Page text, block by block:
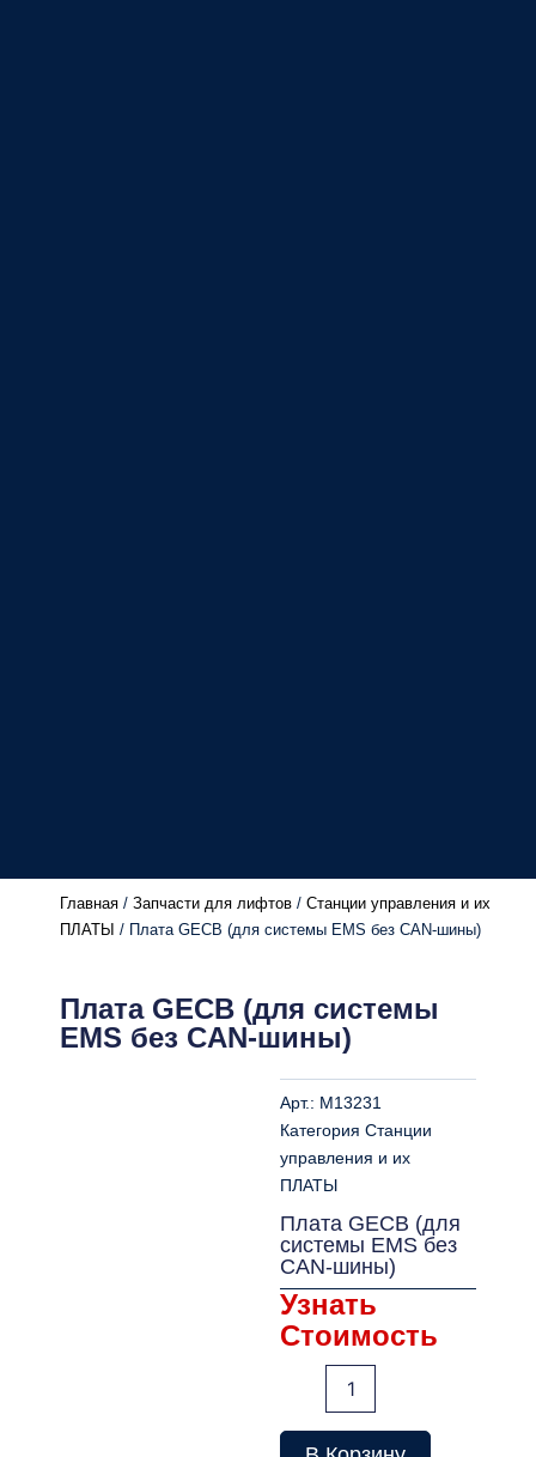
Главная / Запчасти для лифтов / Станции управления и их
ПЛАТЫ / Плата GECB (для системы EMS без CAN-шины)
Плата GECB (для системы
EMS без CAN-шины)
Арт.: M13231
Категория Станции
управления и их
ПЛАТЫ
Плата GECB (для
системы EMS без
CAN-шины)
Узнать
Стоимость
GECB